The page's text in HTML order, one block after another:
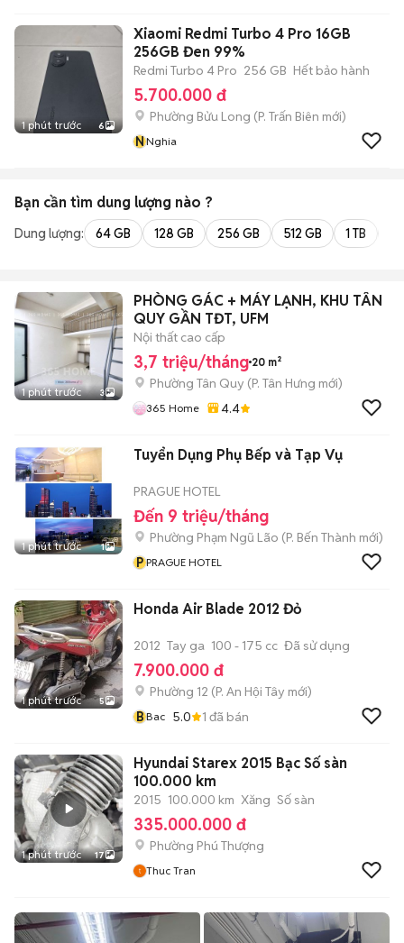
1 phút trước 6
Xiaomi Redmi Turbo 4 Pro 16GB
256GB Đen 99%
Redmi Turbo 4 Pro 256 GB Hết bảo hành
5.700.000 đ
Phường Bửu Long (P. Trấn Biên mới)
NNghia
Bạn cần tìm dung lượng nào ?
Dung lượng: 64 GB 128 GB 256 GB 512 GB 1 TB
1 phút trước 3
PHÒNG GÁC + MÁY LẠNH, KHU TÂN
QUY GẦN TĐT, UFM
Nội thất cao cấp
3,7 triệu/tháng 20 m²
Phường Tân Quy (P. Tân Hưng mới)
365 Home 4.4
1 phút trước 1
Tuyển Dụng Phụ Bếp và Tạp Vụ
PRAGUE HOTEL
Đến 9 triệu/tháng
Phường Phạm Ngũ Lão (P. Bến Thành mới)
P PRAGUE HOTEL
1 phút trước 5
Honda Air Blade 2012 Đỏ
2012 Tay ga 100 - 175 cc Đã sử dụng
7.900.000 đ
Phường 12 (P. An Hội Tây mới)
BBac 5.0 1 đã bán
1 phút trước 17
Hyundai Starex 2015 Bạc Số sàn
100.000 km
2015 100.000 km Xăng Số sàn
335.000.000 đ
Phường Phú Thượng
Thuc Tran